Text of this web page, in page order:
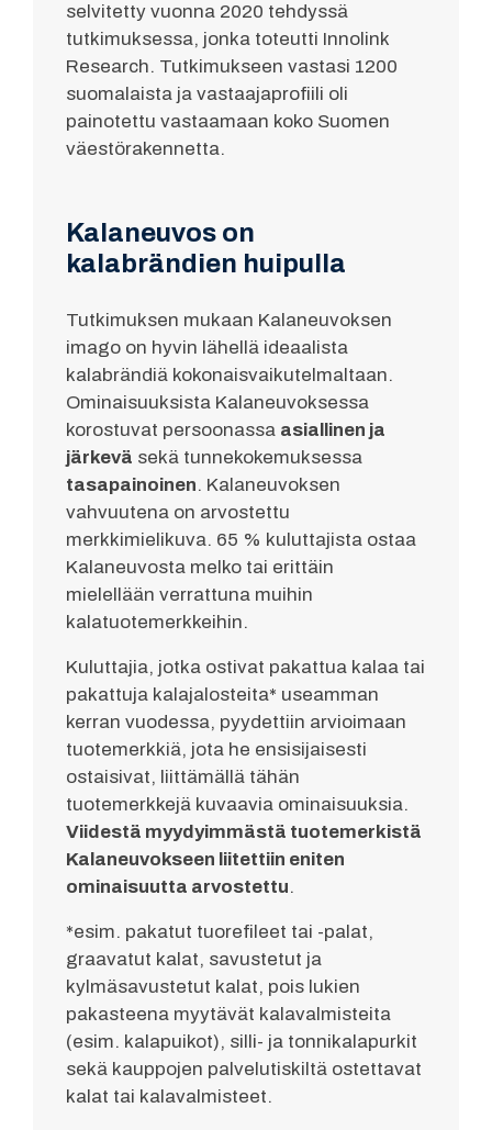
selvitetty vuonna 2020 tehdyssä
tutkimuksessa, jonka toteutti Innolink
Research. Tutkimukseen vastasi 1200
suomalaista ja vastaajaprofiili oli
painotettu vastaamaan koko Suomen
väestörakennetta.
Kalaneuvos on
kalabrändien huipulla
Tutkimuksen mukaan Kalaneuvoksen
imago on hyvin lähellä ideaalista
kalabrändiä kokonaisvaikutelmaltaan.
Ominaisuuksista Kalaneuvoksessa
korostuvat persoonassa asiallinen ja
järkevä sekä tunnekokemuksessa
tasapainoinen. Kalaneuvoksen
vahvuutena on arvostettu
merkkimielikuva. 65 % kuluttajista ostaa
Kalaneuvosta melko tai erittäin
mielellään verrattuna muihin
kalatuotemerkkeihin.
Kuluttajia, jotka ostivat pakattua kalaa tai
pakattuja kalajalosteita* useamman
kerran vuodessa, pyydettiin arvioimaan
tuotemerkkiä, jota he ensisijaisesti
ostaisivat, liittämällä tähän
tuotemerkkejä kuvaavia ominaisuuksia.
Viidestä myydyimmästä tuotemerkistä
Kalaneuvokseen liitettiin eniten
ominaisuutta arvostettu.
*esim. pakatut tuorefileet tai -palat,
graavatut kalat, savustetut ja
kylmäsavustetut kalat, pois lukien
pakasteena myytävät kalavalmisteita
(esim. kalapuikot), silli- ja tonnikalapurkit
sekä kauppojen palvelutiskiltä ostettavat
kalat tai kalavalmisteet.